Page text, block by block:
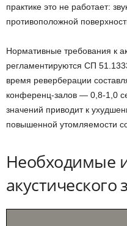
практике это не работает:
противоположной
Нормативные требования к
регламентируются СП
время реверберации
конференц-залов — 0,8-1,0
значений приводит к
повышенной утомляемости
Необходимые
акустического